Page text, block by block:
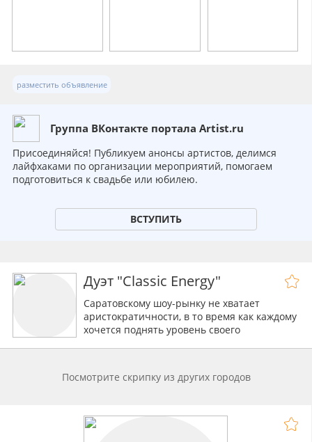
разместить объявление
Группа ВКонтакте портала Artist.ru
Присоединяйся! Публикуем анонсы артистов, делимся
лайфхаками по организации мероприятий, помогаем
подготовиться к свадьбе или юбилею.
ВСТУПИТЬ
Дуэт "Classic Energy"
Cаратовскому шоу-рынку не хватает
аристократичности, в то время как каждому
хочется поднять уровень своего
задаем себе вопрос - "Чем будем
музыканта,совмещая танец и живое
Посмотрите скрипку из других городов